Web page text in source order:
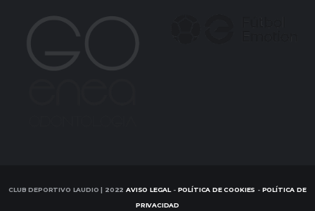
CLUB DEPORTIVO LAUDIO | 2022 AVISO LEGAL- POLÍTICA DE COOKIES - POLÍTICA DE
PRIVACIDAD